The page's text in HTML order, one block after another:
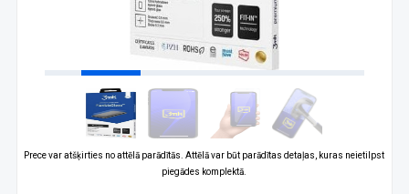
Prece var atšķirties no attēlā parādītās. Attēlā var būt parādītas detaļas, kuras neietilpst
piegādes komplektā.